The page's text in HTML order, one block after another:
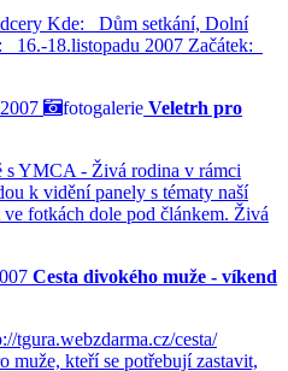
Kde: Dům setkání, Dolní
18.listopadu 2007 Začátek:
fotogalerie Veletrh pro
s YMCA - Živá rodina v rámci
k vidění panely s tématy naší
fotkách dole pod článkem. Živá
Cesta divokého muže - víkend
tgura.webzdarma.cz/cesta/
muže, kteří se potřebují zastavit,